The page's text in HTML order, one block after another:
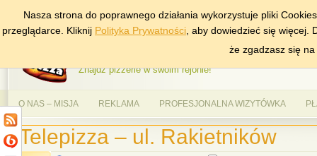
DODAJ NAS DO ULUBIONYCH ZNAJDŹ
AlePizza.com –
Znajdź pizzerie w swoim rejonie!
O NAS – MISJA REKLAMA PROFESJONALNA WIZYTÓWKA
Telepizza – ul. Rakietników
Nasza strona do poprawnego działania wykorzystuje pliki
przeglądarce. Kliknij Polityka Prywatności , aby dowiedzieć się
że zgadzasz się